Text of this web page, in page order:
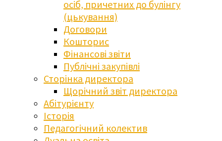
осіб, причетних до булінгу
(цькування)
Договори
Кошторис
Фінансові звіти
Публічні закупівлі
Сторінка директора
Щорічний звіт директора
Абітурієнту
Історія
Педагогічний колектив